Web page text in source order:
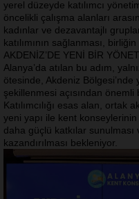
yerel düzeyde katılımcı
öncelikli çalışma alanları
kadınlar ve dezavantajlı
katılımının sağlanması,
AKDENİZ’DE YENİ BİR
Alanya’da atılan bu adım,
ötesinde, Akdeniz Bölgesi’nde
şekillenmesi açısından
Katılımcılığı esas alan, ortak
yeni yapı ile kent
daha güçlü katkılar
kazandırılması bekleniyor.